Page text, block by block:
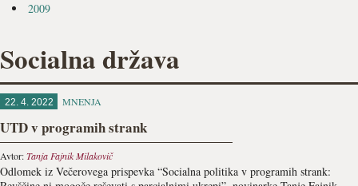
2009
Socialna država
22. 4. 2022 MNENJA
UTD v programih strank
Avtor:Tanja Fajnik Milakovič
Odlomek iz Večerovega prispevka “Socialna politika v programih strank: